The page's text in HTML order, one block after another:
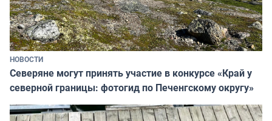
НОВОСТИ
Северяне могут принять участие в конкурсе «Край у
северной границы: фотогид по Печенгскому округу»